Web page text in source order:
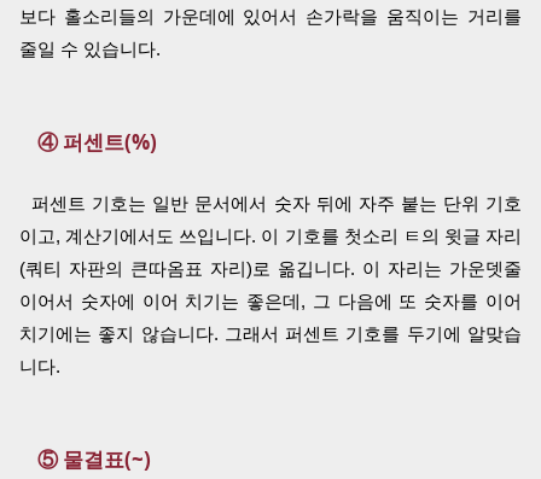
보다 홀소리들의 가운데에 있어서 손가락을 움직이는 거리를
줄일 수 있습니다.
④ 퍼센트(%)
퍼센트 기호는 일반 문서에서 숫자 뒤에 자주 붙는 단위 기호
이고, 계산기에서도 쓰입니다. 이 기호를 첫소리 ㅌ의 윗글 자리
(쿼티 자판의 큰따옴표 자리)로 옮깁니다. 이 자리는 가운뎃줄
이어서 숫자에 이어 치기는 좋은데, 그 다음에 또 숫자를 이어
치기에는 좋지 않습니다. 그래서 퍼센트 기호를 두기에 알맞습
니다.
⑤ 물결표(~)